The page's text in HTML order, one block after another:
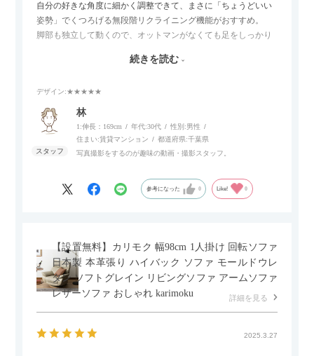
自分の好きな角度に細かく調整できて、まさに「ちょうどいい
姿勢」でくつろげる無段階リクライニング機能がおすすめ。
脚部も独立して動くので、オットマンがなくても足をしっかり
スマホやタブレットを充電しながらリラックスできるのが嬉し
個人的にはコードレス＆充電式なので、コンセントの場所を気
にせず、好きな場所に置けるのが画期的に感じました。
続きを読む
デザイン:★★★★★
林
1:伸長：169cm 年代:30代 性別:男性
住まい:賃貸マンション 都道府県:千葉県
写真撮影をするのが趣味の動画・撮影スタッフ。
参考になった 0 Like! 0
【設置無料】カリモク 幅98cm 1人掛け 回転ソファ
日本製 本革張り ハイバック ソファ モールドウレ
タン ソフトグレイン リビングソファ アームソファ
レザーソファ おしゃれ karimoku
詳細を見る
2025.3.27